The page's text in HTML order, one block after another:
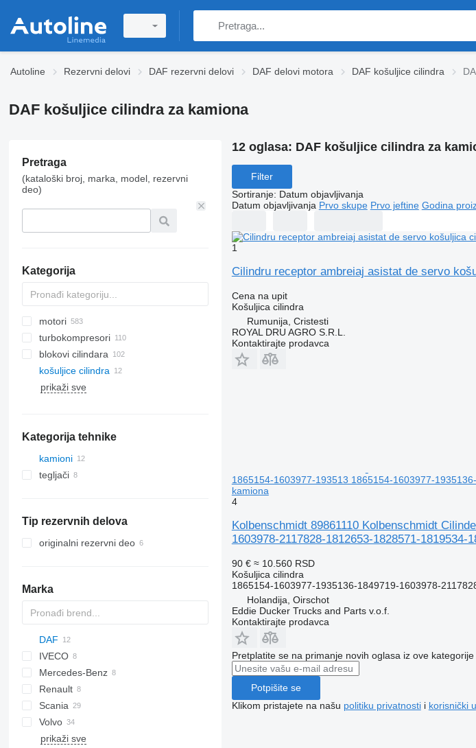
Autoline Rezervni delovi DAF rezervni delovi DAF delovi motora DAF košuljice cilindra
DAF košuljice cilindra za kamiona
Pretraga
(kataloški broj, marka, model, rezervni
deo)
Kategorija
motori
turbokompresori
blokovi cilindara
košuljice cilindra
prikaži sve
Kategorija tehnike
kamioni
tegljači
Tip rezervnih delova
originalni rezervni deo
Marka
DAF
CF
XF
XF 105
F-MAX
IVECO
Daily
EuroCargo
Eurotrakker
Stralis
LTM
Mercedes-Benz
A-Class
Actros
Canter
Renault
Midlum
Premium
Scania
Volvo
FH
prikaži sve
12 oglasa: DAF košuljice cilindra za
Filter
Sortiranje: Datum objavljivanja
Datum objavljivanja Prvo skupe Prvo jeftine Godina
1
Cilindru receptor ambreiaj asistat de servo
Cena na upit
Košuljica cilindra
Rumunija, Cristesti
ROYAL DRU AGRO S.R.L.
Kontaktirajte prodavca
1865154-1603977-193513 1865154-1603977-
kamiona
4
Kolbenschmidt 89861110 Kolbenschmidt
1603978-2117828-1812653-1828571-
90 € ≈ 10.560 RSD
Košuljica cilindra
1865154-1603977-1935136-1849719-1603978-
Holandija, Oirschot
Eddie Ducker Trucks and Parts v.o.f.
Kontaktirajte prodavca
Pretplatite se na primanje novih oglasa iz ove kategorije
Potpišite se
Klikom pristajete na našu politiku privatnostii korisnički